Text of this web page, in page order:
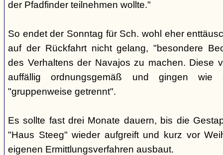
der Pfadfinder teilnehmen wollte."
So endet der Sonntag für Sch. wohl eher
auf der Rückfahrt nicht gelang, "besondere
des Verhaltens der Navajos zu machen. Diese
auffällig ordnungsgemäß und gingen wie
"gruppenweise getrennt".
Es sollte fast drei Monate dauern, bis die
"Haus Steeg" wieder aufgreift und kurz vor
eigenen Ermittlungsverfahren ausbaut.